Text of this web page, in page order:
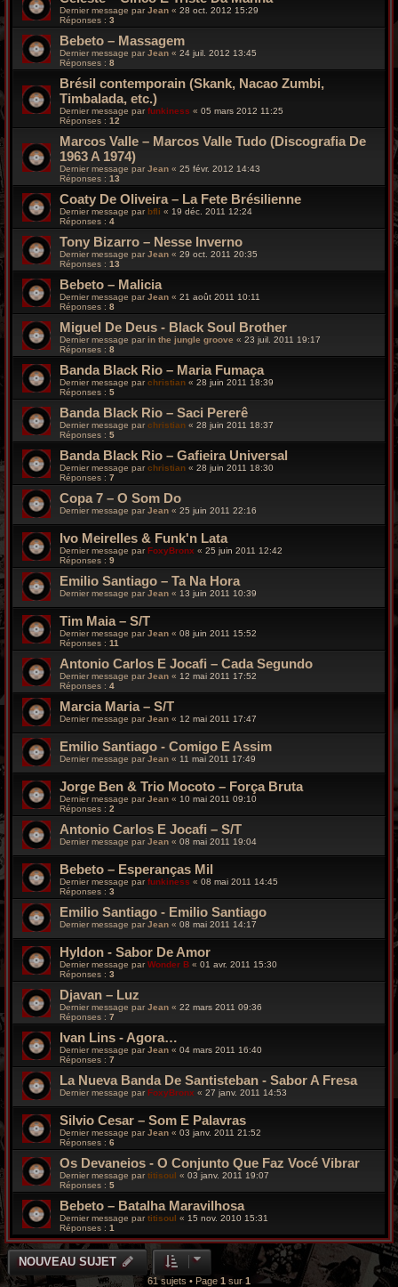
Dernier message parJean « 28 oct. 2012 15:29
Réponses : 3
Bebeto – Massagem
Dernier message par Jean « 24 juil. 2012 13:45
Réponses : 8
Brésil contemporain (Skank, Nacao Zumbi,
Timbalada, etc.)
Dernier message par funkiness « 05 mars 2012 11:25
Réponses : 12
Marcos Valle – Marcos Valle Tudo (Discografia De
1963 A 1974)
Dernier message par Jean « 25 févr. 2012 14:43
Réponses : 13
Coaty De Oliveira – La Fete Brésilienne
Dernier message parbfli « 19 déc. 2011 12:24
Réponses : 4
Tony Bizarro – Nesse Inverno
Dernier message par Jean « 29 oct. 2011 20:35
Réponses : 13
Bebeto – Malicia
Dernier message parJean « 21 août 2011 10:11
Réponses : 8
Miguel De Deus - Black Soul Brother
Dernier message par in the jungle groove « 23 juil. 2011 19:17
Réponses : 8
Banda Black Rio – Maria Fumaça
Dernier message parchristian « 28 juin 2011 18:39
Réponses : 5
Banda Black Rio – Saci Pererê
Dernier message par christian « 28 juin 2011 18:37
Réponses : 5
Banda Black Rio – Gafieira Universal
Dernier message parchristian « 28 juin 2011 18:30
Réponses : 7
Copa 7 – O Som Do
Dernier message par Jean « 25 juin 2011 22:16
Ivo Meirelles & Funk'n Lata
Dernier message parFoxyBronx « 25 juin 2011 12:42
Réponses : 9
Emilio Santiago – Ta Na Hora
Dernier message par Jean « 13 juin 2011 10:39
Tim Maia – S/T
Dernier message parJean « 08 juin 2011 15:52
Réponses : 11
Antonio Carlos E Jocafi – Cada Segundo
Dernier message par Jean « 12 mai 2011 17:52
Réponses : 4
Marcia Maria – S/T
Dernier message parJean « 12 mai 2011 17:47
Emilio Santiago - Comigo E Assim
Dernier message par Jean « 11 mai 2011 17:49
Jorge Ben & Trio Mocoto – Força Bruta
Dernier message parJean « 10 mai 2011 09:10
Réponses : 2
Antonio Carlos E Jocafi – S/T
Dernier message par Jean « 08 mai 2011 19:04
Bebeto – Esperanças Mil
Dernier message parfunkiness « 08 mai 2011 14:45
Réponses : 3
Emilio Santiago - Emilio Santiago
Dernier message par Jean « 08 mai 2011 14:17
Hyldon - Sabor De Amor
Dernier message parWonder B « 01 avr. 2011 15:30
Réponses : 3
Djavan – Luz
Dernier message par Jean « 22 mars 2011 09:36
Réponses : 7
Ivan Lins - Agora…
Dernier message parJean « 04 mars 2011 16:40
Réponses : 7
La Nueva Banda De Santisteban - Sabor A Fresa
Dernier message par FoxyBronx « 27 janv. 2011 14:53
Silvio Cesar – Som E Palavras
Dernier message parJean « 03 janv. 2011 21:52
Réponses : 6
Os Devaneios - O Conjunto Que Faz Vocé Vibrar
Dernier message par titisoul « 03 janv. 2011 19:07
Réponses : 5
Bebeto – Batalha Maravilhosa
Dernier message partitisoul « 15 nov. 2010 15:31
Réponses : 1
NOUVEAU SUJET
61 sujets • Page 1 sur 1